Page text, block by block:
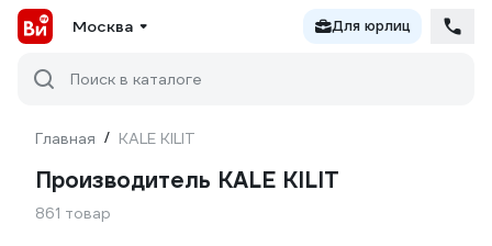
Москва Для юрлиц
Поиск в каталоге
Главная / KALE KILIT
Производитель KALE KILIT
861 товар